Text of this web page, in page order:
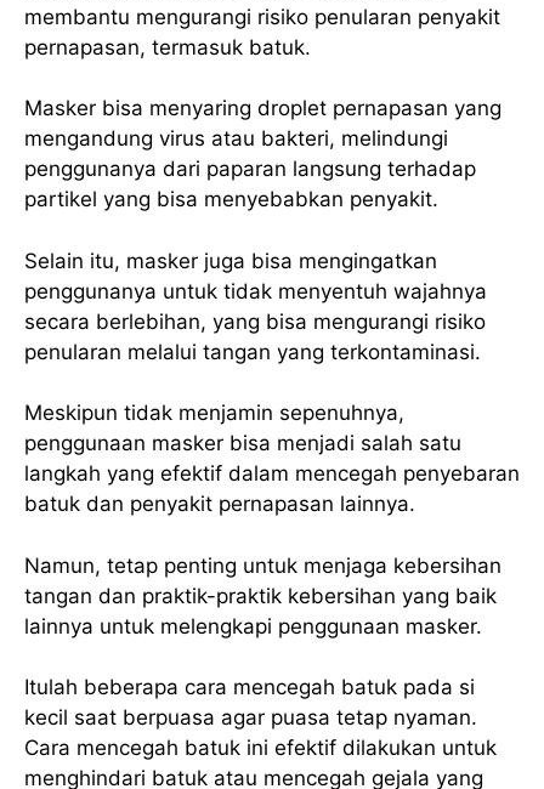
membantu mengurangi risiko penularan penyakit
pernapasan, termasuk batuk.
Masker bisa menyaring droplet pernapasan yang
mengandung virus atau bakteri, melindungi
penggunanya dari paparan langsung terhadap
partikel yang bisa menyebabkan penyakit.
Selain itu, masker juga bisa mengingatkan
penggunanya untuk tidak menyentuh wajahnya
secara berlebihan, yang bisa mengurangi risiko
penularan melalui tangan yang terkontaminasi.
Meskipun tidak menjamin sepenuhnya,
penggunaan masker bisa menjadi salah satu
langkah yang efektif dalam mencegah penyebaran
batuk dan penyakit pernapasan lainnya.
Namun, tetap penting untuk menjaga kebersihan
tangan dan praktik-praktik kebersihan yang baik
lainnya untuk melengkapi penggunaan masker.
Itulah beberapa cara mencegah batuk pada si
kecil saat berpuasa agar puasa tetap nyaman.
Cara mencegah batuk ini efektif dilakukan untuk
menghindari batuk atau mencegah gejala yang